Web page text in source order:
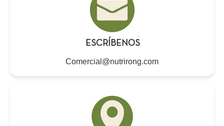
ESCRÍBENOS
Comercial@nutrirong.com